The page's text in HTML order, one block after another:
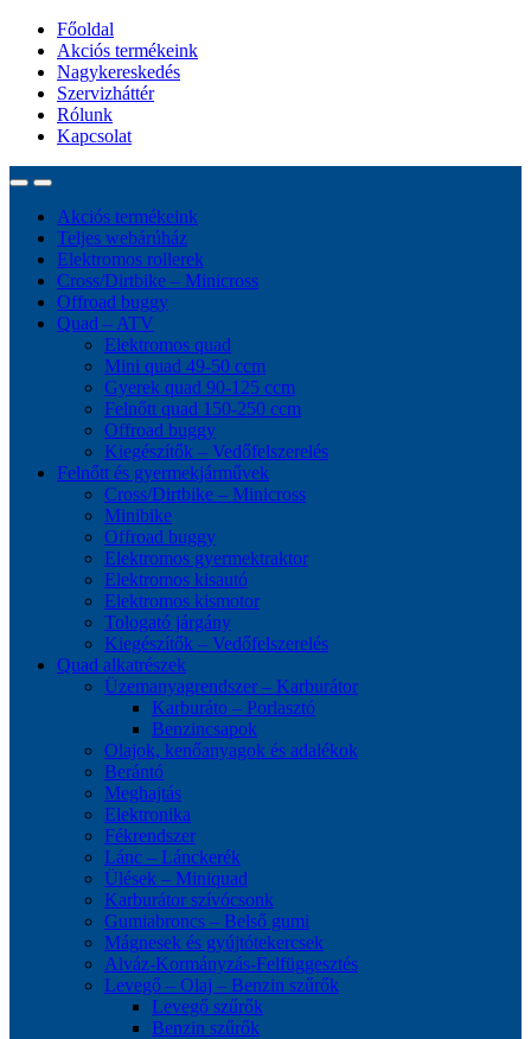
Főoldal
Akciós termékeink
Nagykereskedés
Szervizháttér
Rólunk
Kapcsolat
Akciós termékeink
Teljes webárúház
Elektromos rollerek
Cross/Dirtbike – Minicross
Offroad buggy
Quad – ATV
Elektromos quad
Mini quad 49-50 ccm
Gyerek quad 90-125 ccm
Felnőtt quad 150-250 ccm
Offroad buggy
Kiegészítők – Vedőfelszerelés
Felnőtt és gyermekjárművek
Cross/Dirtbike – Minicross
Minibike
Offroad buggy
Elektromos gyermektraktor
Elektromos kisautó
Elektromos kismotor
Tologató járgány
Kiegészítők – Vedőfelszerelés
Quad alkatrészek
Üzemanyagrendszer – Karburátor
Karburáto – Porlasztó
Benzincsapok
Olajok, kenőanyagok és adalékok
Berántó
Meghajtás
Elektronika
Fékrendszer
Lánc – Lánckerék
Ülések – Miniquad
Karburátor szívócsonk
Gumiabroncs – Belső gumi
Mágnesek és gyújtótekercsek
Alváz-Kormányzás-Felfüggesztés
Levegő – Olaj – Benzin szűrők
Levegő szűrők
Benzin szűrők